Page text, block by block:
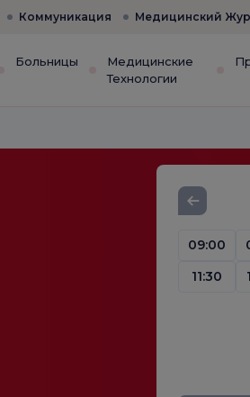
Коммуникация Медицинский
Больницы
Медицинские
Технологии
09:00
11:30